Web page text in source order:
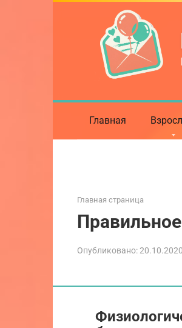
Главная
Главная страница
Опубликовано:20.10.2020